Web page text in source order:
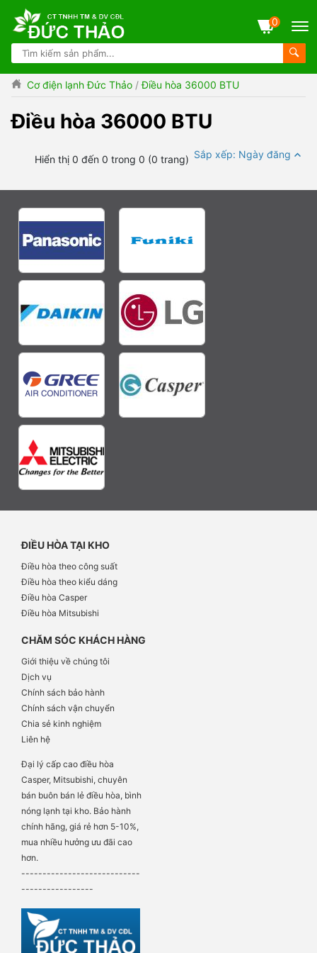
0
Cơ điện lạnh Đức Thảo /Điều hòa 36000 BTU
Điều hòa 36000 BTU
Sắp xếp: Ngày đăng
Hiển thị 0 đến 0 trong 0 (0 trang)
ĐIỀU HÒA TẠI KHO
Điều hòa theo công suất
Điều hòa theo kiểu dáng
Điều hòa Casper
Điều hòa Mitsubishi
CHĂM SÓC KHÁCH HÀNG
Giới thiệu về chúng tôi
Dịch vụ
Chính sách bảo hành
Chính sách vận chuyển
Chia sẻ kinh nghiệm
Liên hệ
Đại lý cấp cao điều hòa
Casper, Mitsubishi, chuyên
bán buôn bán lẻ điều hòa, bình
nóng lạnh tại kho. Bảo hành
chính hãng, giá rẻ hơn 5-10%,
mua nhiều hưởng ưu đãi cao
hơn.
----------------------------
-----------------